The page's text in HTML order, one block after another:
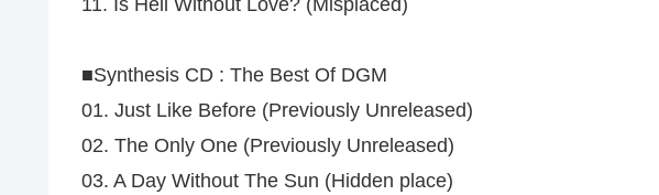
■Synthesis CD : The Best Of DGM
01. Just Like Before (Previously Unreleased)
02. The Only One (Previously Unreleased)
03. A Day Without The Sun (Hidden place)